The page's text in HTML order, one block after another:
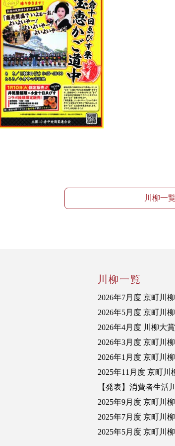
川柳一
川柳一覧
2026年7月度 京町川
2026年5月度 京町川
2026年4月度 川柳大
2026年3月度 京町川
2026年1月度 京町川
2025年11月度 京町川
【発表】消費者生活
2025年9月度 京町川
2025年7月度 京町川
2025年5月度 京町川